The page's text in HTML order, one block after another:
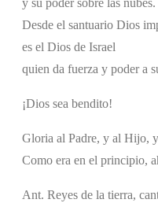
Desde el santuario Dios
es el Dios de Israel
quien da fuerza y poder a
¡Dios sea bendito!
Gloria al Padre, y al Hijo,
Como era en el principio,
Ant. Reyes de la tierra,